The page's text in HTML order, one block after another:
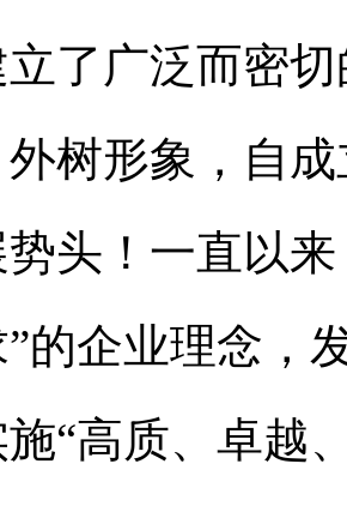
了广泛而密
树形象，自
头！一直以来
的企业理念，
“高质、卓越